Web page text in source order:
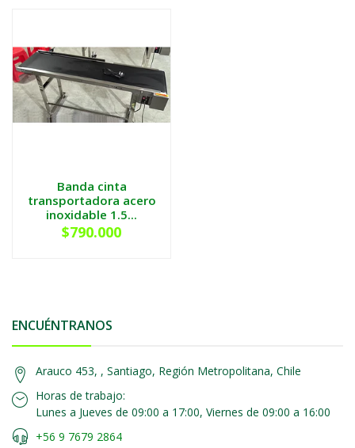
Banda cinta
transportadora acero
inoxidable 1.5...
$790.000
ENCUÉNTRANOS
Arauco 453, , Santiago, Región Metropolitana, Chile
Horas de trabajo:
Lunes a Jueves de 09:00 a 17:00, Viernes de 09:00 a 16:00
+56 9 7679 2864